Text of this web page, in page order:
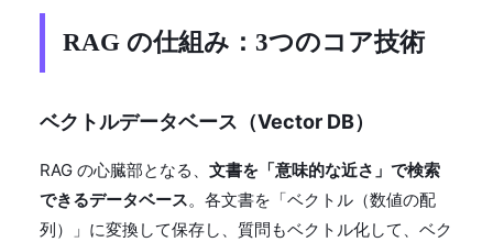
RAG の仕組み：3つのコア技術
ベクトルデータベース（Vector DB）
RAG の心臓部となる、 文書を「意味的な近さ」で検索
できるデータベース。各文書を「ベクトル（数値の配
列）」に変換して保存し、質問もベクトル化して、ベク